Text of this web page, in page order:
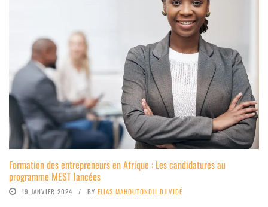
Formation des entrepreneurs en Afrique : Les candidatures au
programme MEST lancées
19 JANVIER 2024 BY ELIAS MAHOUTONDJI DJIVIDÉ